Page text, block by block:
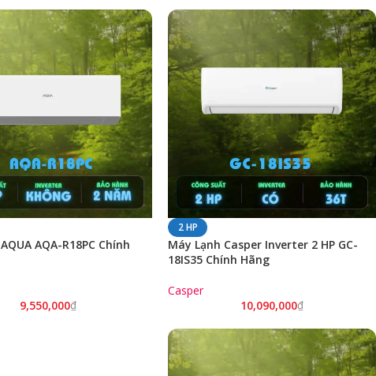
AQA-R18PC Chính
9,550,000₫
2 HP
Máy Lạnh Casper Inverter 2 HP GC-
18IS35 Chính Hãng
Casper
10,090,000₫